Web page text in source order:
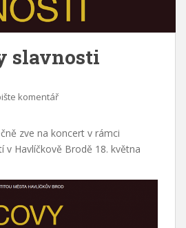
slavnosti
komentář
zve na koncert v rámci
v Havlíčkově Brodě 18. května